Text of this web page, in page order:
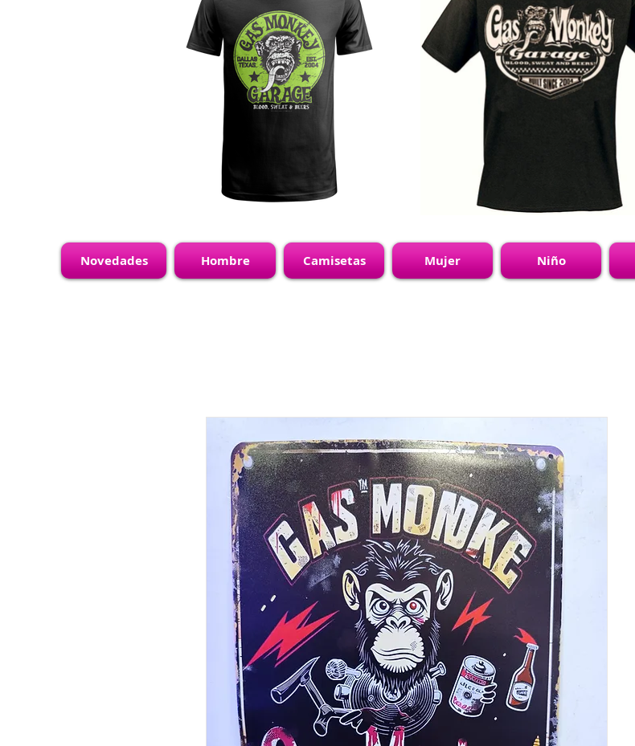
Novedades Hombre Camisetas Mujer Niño